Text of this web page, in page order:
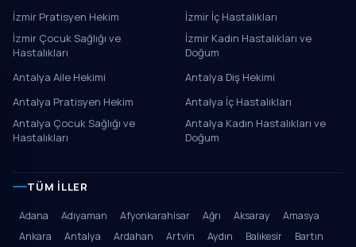
İzmir Pratisyen Hekim
İzmir İç Hastalıkları
İzmir Çocuk Sağlığı ve
Hastalıkları
İzmir Kadın Hastalıkları ve
Doğum
Antalya Aile Hekimi
Antalya Diş Hekimi
Antalya Pratisyen Hekim
Antalya İç Hastalıkları
Antalya Çocuk Sağlığı ve
Hastalıkları
Antalya Kadın Hastalıkları ve
Doğum
TÜM İLLER
Adana Adıyaman Afyonkarahisar Ağrı Aksaray
Amasya
Ankara
Antalya Ardahan Artvin Aydın Balıkesir
Bartın